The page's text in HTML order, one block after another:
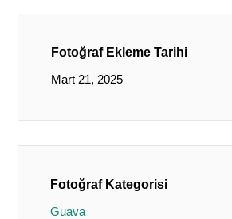
Fotoğraf Ekleme Tarihi
Mart 21, 2025
Fotoğraf Kategorisi
Guava